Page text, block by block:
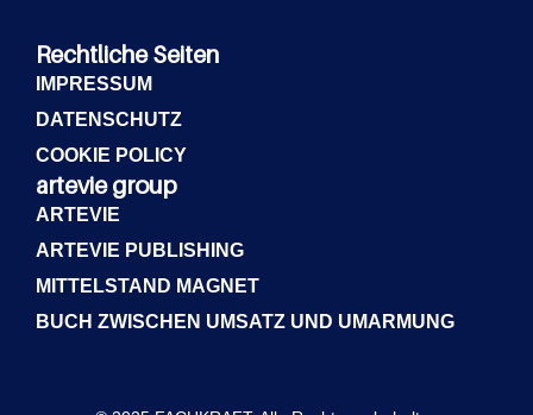
Rechtliche Seiten
IMPRESSUM
DATENSCHUTZ
COOKIE POLICY
artevie group
ARTEVIE
ARTEVIE PUBLISHING
MITTELSTAND MAGNET
BUCH ZWISCHEN UMSATZ UND UMARMUNG